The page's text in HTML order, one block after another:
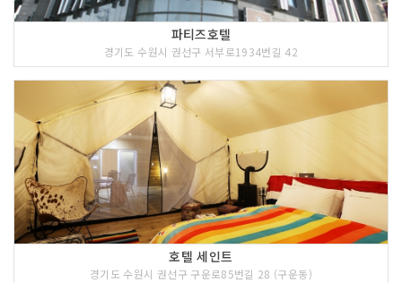
파티즈호텔
경기도 수원시 권선구 서부로1934번길 42
호텔 세인트
경기도 수원시 권선구 구운로85번길 28 (구운동)